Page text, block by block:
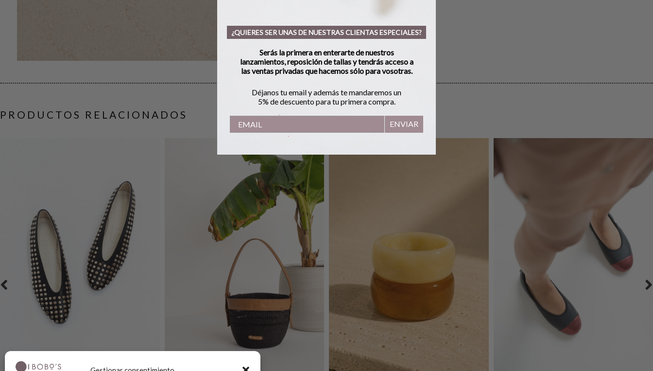
PRODUCTOS RELACIONADOS
¿QUIERES SER UNAS DE NUESTRAS CLIENTAS ESPECIALES?
Serás la primera en enterarte de nuestros
lanzamientos, reposición de tallas y tendrás acceso a
las ventas privadas que hacemos sólo para vosotras.
Déjanos tu email y además te mandaremos un
5% de descuento para tu primera compra.
ENVIAR